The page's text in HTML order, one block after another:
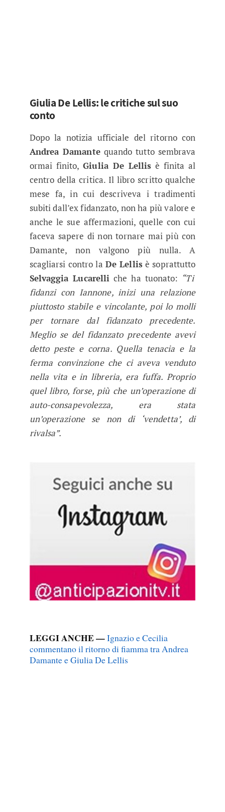
Giulia De Lellis: le critiche sul suo
conto
Dopo la notizia ufficiale del ritorno con
Andrea Damantequando tutto sembrava
ormai finito,Giulia De Lellis è finita al
centro della critica. Il libro scritto qualche
mese fa, in cui descriveva i tradimenti
subiti dall’ex fidanzato, non ha più valore e
anche le sue affermazioni, quelle con cui
faceva sapere di non tornare mai più con
Damante, non valgono più nulla. A
scagliarsi contro la De Lellis è soprattutto
Selvaggia Lucarelli che ha tuonato: “Ti
fidanzi con Iannone, inizi una relazione
piuttosto stabile e vincolante, poi lo molli
per tornare dal fidanzato precedente.
Meglio se del fidanzato precedente avevi
detto peste e corna. Quella tenacia e la
ferma convinzione che ci aveva venduto
nella vita e in libreria, era fuffa. Proprio
quel libro, forse, più che un’operazione di
auto-consapevolezza, era stata
un’operazione se non di ‘vendetta’, di
rivalsa”.
LEGGI ANCHE —Ignazio e Cecilia
commentano il ritorno di fiamma tra Andrea
Damante e Giulia De Lellis